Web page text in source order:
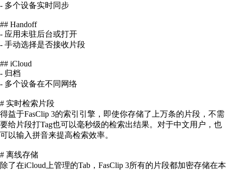
- 多个设备实时同步
## Handoff
- 应用未驻后台或打开
- 手动选择是否接收片段
## iCloud
- 归档
- 多个设备在不同网络
# 实时检索片段
得益于FasClip 3的索引引擎，即使你存储了上万条的片段，不需
要给片段打Tag也可以毫秒级的检索出结果。对于中文用户，也
可以输入拼音来提高检索效率。
# 离线存储
除了在iCloud上管理的Tab，FasClip 3所有的片段都加密存储在本